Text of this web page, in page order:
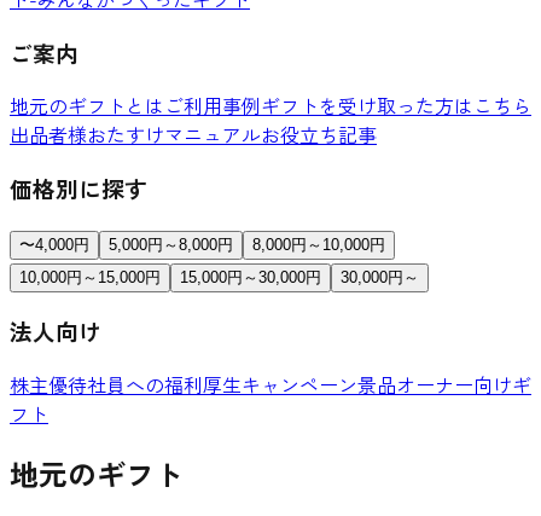
ご案内
地元のギフトとは ご利用事例ギフトを受け取った方はこちら
出品者様おたすけマニュアルお役立ち記事
価格別に探す
〜4,000円 5,000円～8,000円
8,000円～10,000円
10,000円～15,000円
15,000円～30,000円 30,000円～
法人向け
株主優待社員への福利厚生キャンペーン景品オーナー向けギ
フト
地元のギフト